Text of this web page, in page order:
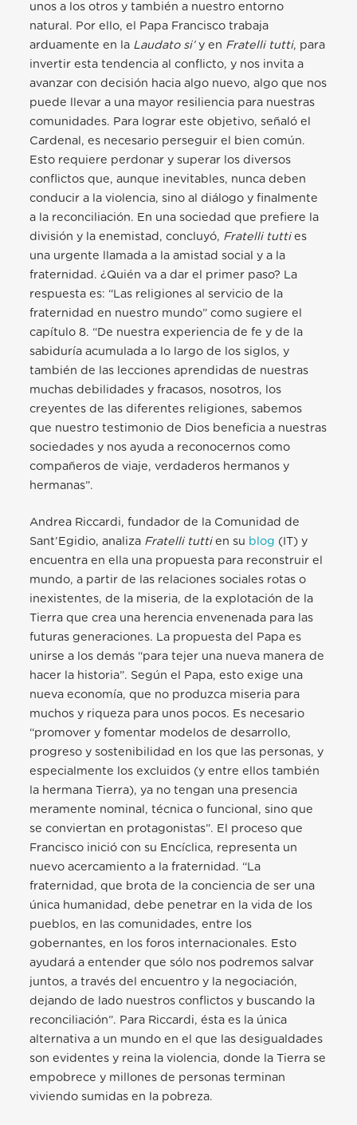
unos a los otros y también a nuestro entorno
natural. Por ello, el Papa Francisco trabaja
arduamente en la Laudato si’y en Fratelli tutti, para
invertir esta tendencia al conflicto, y nos invita a
avanzar con decisión hacia algo nuevo, algo que nos
puede llevar a una mayor resiliencia para nuestras
comunidades. Para lograr este objetivo, señaló el
Cardenal, es necesario perseguir el bien común.
Esto requiere perdonar y superar los diversos
conflictos que, aunque inevitables, nunca deben
conducir a la violencia, sino al diálogo y finalmente
a la reconciliación. En una sociedad que prefiere la
división y la enemistad, concluyó, Fratelli tutties
una urgente llamada a la amistad social y a la
fraternidad. ¿Quién va a dar el primer paso? La
respuesta es: “Las religiones al servicio de la
fraternidad en nuestro mundo” como sugiere el
capítulo 8. “De nuestra experiencia de fe y de la
sabiduría acumulada a lo largo de los siglos, y
también de las lecciones aprendidas de nuestras
muchas debilidades y fracasos, nosotros, los
creyentes de las diferentes religiones, sabemos
que nuestro testimonio de Dios beneficia a nuestras
sociedades y nos ayuda a reconocernos como
compañeros de viaje, verdaderos hermanos y
hermanas”.
Andrea Riccardi, fundador de la Comunidad de
Sant’Egidio, analiza Fratelli tuttien su blog (IT) y
encuentra en ella una propuesta para reconstruir el
mundo, a partir de las relaciones sociales rotas o
inexistentes, de la miseria, de la explotación de la
Tierra que crea una herencia envenenada para las
futuras generaciones. La propuesta del Papa es
unirse a los demás “para tejer una nueva manera de
hacer la historia”. Según el Papa, esto exige una
nueva economía, que no produzca miseria para
muchos y riqueza para unos pocos. Es necesario
“promover y fomentar modelos de desarrollo,
progreso y sostenibilidad en los que las personas, y
especialmente los excluidos (y entre ellos también
la hermana Tierra), ya no tengan una presencia
meramente nominal, técnica o funcional, sino que
se conviertan en protagonistas”. El proceso que
Francisco inició con su Encíclica, representa un
nuevo acercamiento a la fraternidad. “La
fraternidad, que brota de la conciencia de ser una
única humanidad, debe penetrar en la vida de los
pueblos, en las comunidades, entre los
gobernantes, en los foros internacionales. Esto
ayudará a entender que sólo nos podremos salvar
juntos, a través del encuentro y la negociación,
dejando de lado nuestros conflictos y buscando la
reconciliación”. Para Riccardi, ésta es la única
alternativa a un mundo en el que las desigualdades
son evidentes y reina la violencia, donde la Tierra se
empobrece y millones de personas terminan
viviendo sumidas en la pobreza.